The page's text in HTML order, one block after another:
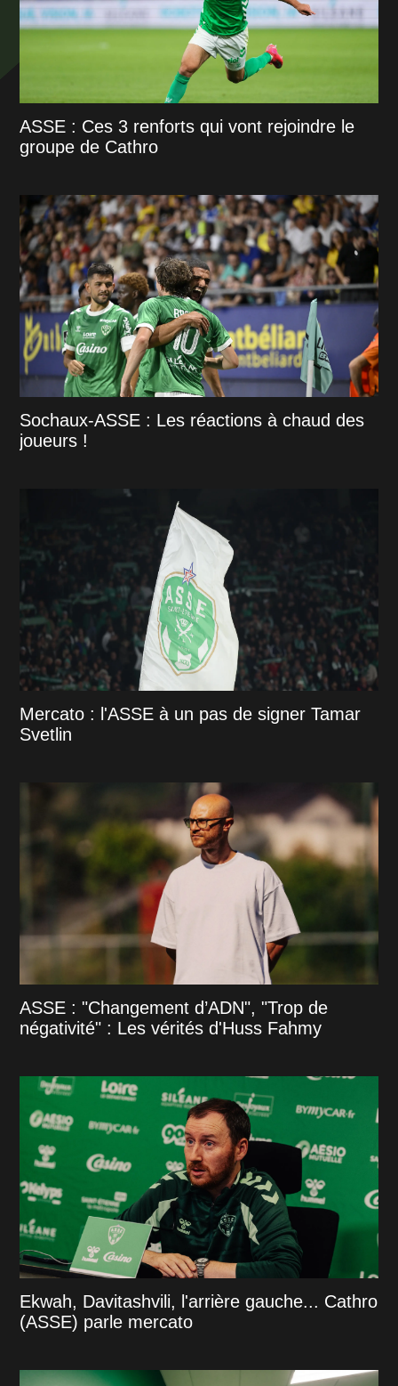
ASSE : Ces 3 renforts qui vont rejoindre le
groupe de Cathro
Sochaux-ASSE : Les réactions à chaud des
joueurs !
Mercato : l'ASSE à un pas de signer Tamar
Svetlin
ASSE : "Changement d’ADN", "Trop de
négativité" : Les vérités d'Huss Fahmy
Ekwah, Davitashvili, l'arrière gauche... Cathro
(ASSE) parle mercato